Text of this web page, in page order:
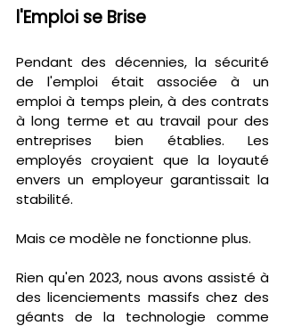
l'Emploi se Brise
Pendant des décennies, la sécurité
de l'emploi était associée à un
emploi à temps plein, à des contrats
à long terme et au travail pour des
entreprises bien établies. Les
employés croyaient que la loyauté
envers un employeur garantissait la
stabilité.
Mais ce modèle ne fonctionne plus.
Rien qu'en 2023, nous avons assisté à
des licenciements massifs chez des